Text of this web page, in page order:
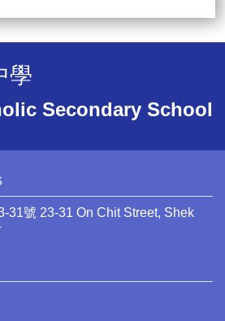
學
Secondary School
31號 23-31 On Chit Street, Shek